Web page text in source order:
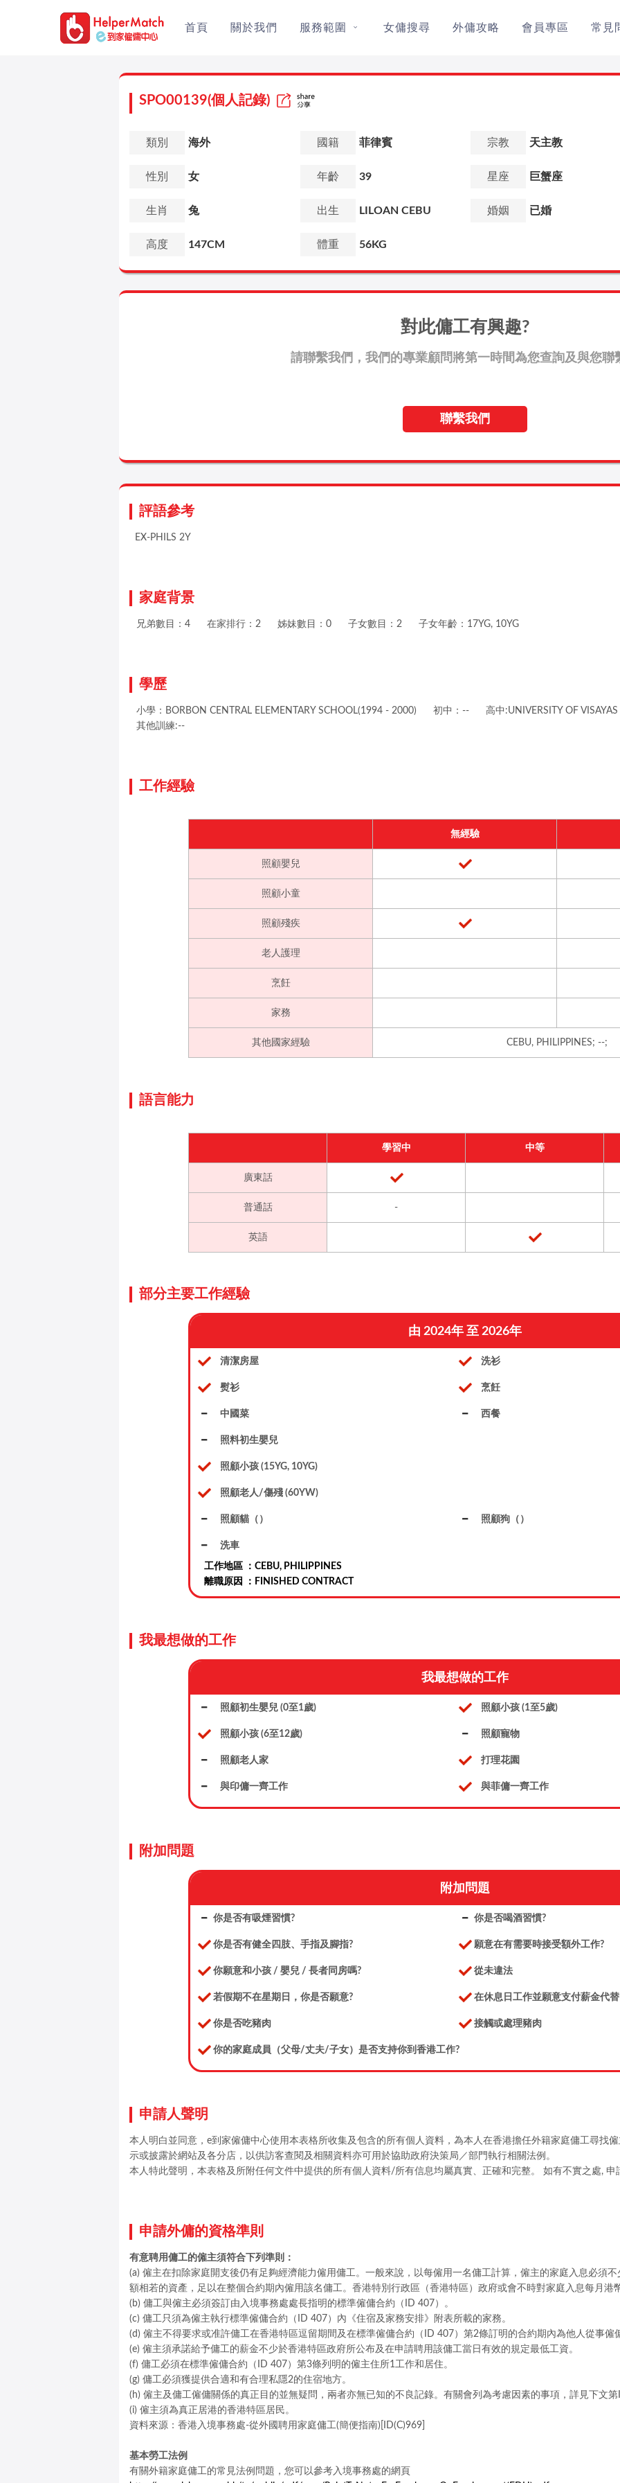
首頁 關於我們 服務範圍 女傭搜尋 外傭攻略 會員專區 常見
SPO00139(個人記錄)
類別 海外 國籍 菲律賓 宗教 天主教
性別 女 年齡 39 星座 巨蟹座
生肖 兔 出生 LILOAN CEBU 婚姻 已婚
高度 147CM 體重 56KG
對此傭工有興趣?
請聯繫我們，我們的專業顧問將第一時間為您查詢及與您聯
聯繫我們
評語參考
EX-PHILS 2Y
家庭背景
兄弟數目：4 在家排行：2 姊妹數目：0 子女數目：2 子女年齡：17YG, 10YG
學歷
小學：BORBON CENTRAL ELEMENTARY SCHOOL(1994 - 2000) 初中：--
高中:UNIVERSITY OF
其他訓練:--
工作經驗
無經驗
照顧嬰兒
照顧小童
照顧殘疾
老人護理
烹飪
家務
其他國家經驗 CEBU, PHILIPPINES; --;
語言能力
學習中 中等
廣東話
普通話 -
英語
部分主要工作經驗
由 2024年 至 2026年
清潔房屋 洗衫
熨衫 烹飪
中國菜 西餐
照料初生嬰兒
照顧小孩 (15YG, 10YG)
照顧老人/傷殘 (60YW)
照顧貓（） 照顧狗（）
洗車
工作地區 ：CEBU, PHILIPPINES
離職原因 ：FINISHED CONTRACT
我最想做的工作
我最想做的工作
照顧初生嬰兒 (0至1歲) 照顧小孩 (1至5歲)
照顧小孩 (6至12歲) 照顧寵物
照顧老人家 打理花園
與印傭一齊工作 與菲傭一齊工作
附加問題
附加問題
你是否有吸煙習慣? 你是否喝酒習慣?
你是否有健全四肢、手指及腳指? 願意在有需要時接受額外工作?
你願意和小孩 / 嬰兒 / 長者同房嗎? 從未違法
若假期不在星期日，你是否願意? 在休息日工作並願意支付薪金代替
你是否吃豬肉 接觸或處理豬肉
你的家庭成員（父母/丈夫/子女）是否支持你到香港工作?
申請人聲明
本人明白並同意，e到家僱傭中心使用本表格所收集及包含的所有個人資料，為本人在香港擔任外籍家庭傭工尋找
示或披露於網站及各分店，以供訪客查閱及相關資料亦可用於協助政府決策局／部門執行相關法例。
本人特此聲明，本表格及所附任何文件中提供的所有個人資料/所有信息均屬真實、正確和完整。 如有不實之處,
申請外傭的資格準則
有意聘用傭工的僱主須符合下列準則：
(a) 僱主在扣除家庭開支後仍有足夠經濟能力僱用傭工。一般來說，以每僱用一名傭工計算，僱主的家庭入息必須
額相若的資產，足以在整個合約期內僱用該名傭工。香港特別行政區（香港特區）政府或會不時對家庭入息每月港
(b) 傭工與僱主必須簽訂由入境事務處處長指明的標準僱傭合約（ID 407）。
(c) 傭工只須為僱主執行標準僱傭合約（ID 407）內《住宿及家務安排》附表所載的家務。
(d) 僱主不得要求或准許傭工在香港特區逗留期間及在標準僱傭合約（ID 407）第2條訂明的合約期內為他人從事僱
(e) 僱主須承諾給予傭工的薪金不少於香港特區政府所公布及在申請聘用該傭工當日有效的規定最低工資。
(f) 傭工必須在標準僱傭合約（ID 407）第3條列明的僱主住所1工作和居住。
(g) 傭工必須獲提供合適和有合理私隱2的住宿地方。
(h) 僱主及傭工僱傭關係的真正目的並無疑問，兩者亦無已知的不良記錄。有關會列為考慮因素的事項，詳見下文第
(i) 僱主須為真正居港的香港特區居民。
資料來源：香港入境事務處-從外國聘用家庭傭工(簡便指南)[ID(C)969]
基本勞工法例
有關外籍家庭傭工的常見法例問題，您可以參考入境事務處的網頁